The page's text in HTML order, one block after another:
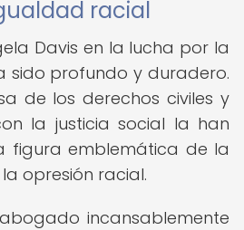
racial
Davis en la lucha por la
sido profundo y duradero.
de los derechos civiles y
la justicia social la han
figura emblemática de la
opresión racial.
incansablemente